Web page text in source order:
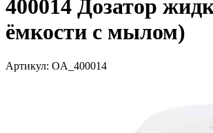
400014 Дозатор
ёмкости с мылом)
Артикул: OA_400014